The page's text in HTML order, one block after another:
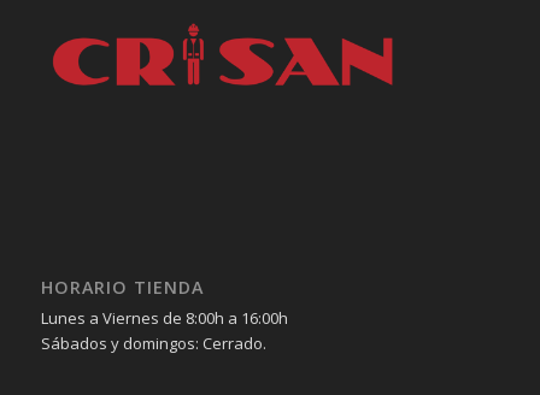
HORARIO TIENDA
Lunes a Viernes de 8:00h a 16:00h
Sábados y domingos: Cerrado.